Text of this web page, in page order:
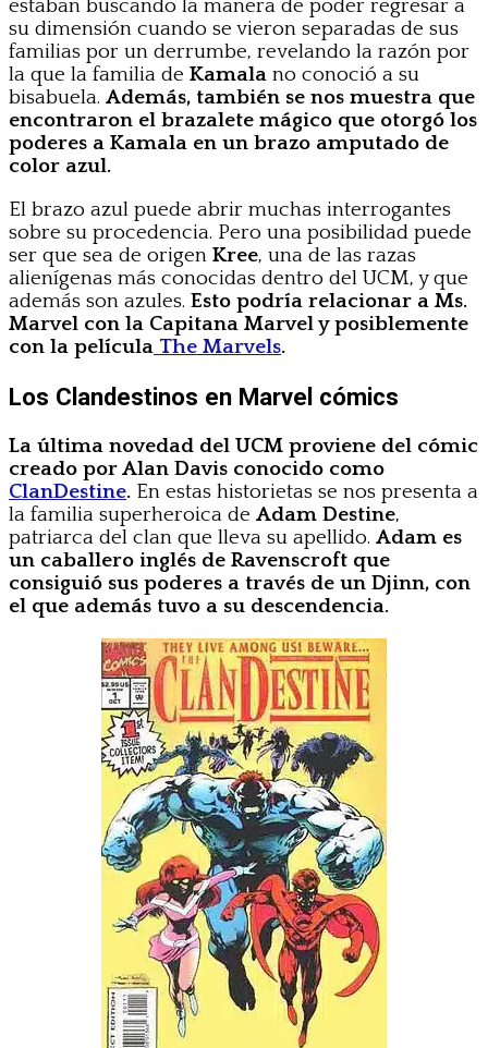
estaban buscando la manera de poder regresar a
su dimensión cuando se vieron separadas de sus
familias por un derrumbe, revelando la razón por
la que la familia de Kamala no conoció a su
bisabuela. Además, también se nos muestra que
encontraron el brazalete mágico que otorgó los
poderes a Kamala en un brazo amputado de
color azul.
El brazo azul puede abrir muchas interrogantes
sobre su procedencia. Pero una posibilidad puede
ser que sea de origen Kree, una de las razas
alienígenas más conocidas dentro del UCM, y que
además son azules. Esto podría relacionar a Ms.
Marvel con la Capitana Marvel y posiblemente
con la película The Marvels.
Los Clandestinos en Marvel cómics
La última novedad del UCM proviene del cómic
creado por Alan Davis conocido como
ClanDestine. En estas historietas se nos presenta a
la familia superheroica de Adam Destine,
patriarca del clan que lleva su apellido. Adam es
un caballero inglés de Ravenscroft que
consiguió sus poderes a través de un Djinn, con
el que además tuvo a su descendencia.